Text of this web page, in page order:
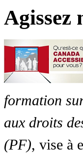
Agissez
formation
aux droits
(PF), vise à